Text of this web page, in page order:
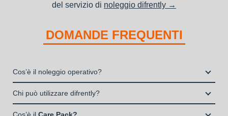
del servizio di noleggio difrently →
DOMANDE FREQUENTI
Cos’è il noleggio operativo?
Il noleggio, o locazione operativa, è una soluzione che
alla propria attività a fronte del pagamento di un canone fisso
Chi può utilizzare difrently?
Liberi Professionisti e Studi Associati